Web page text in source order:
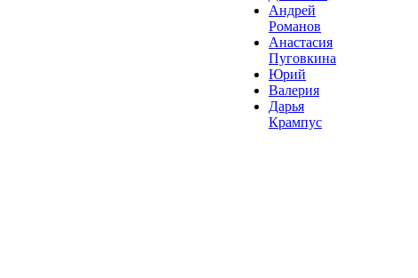
Андрей
Романов
Анастасия
Пуговкина
Юрий
Валерия
Дарья
Крампус